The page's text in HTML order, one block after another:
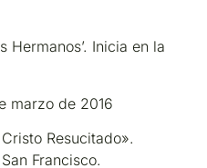
Hermanos’. Inicia en la
marzo de 2016
Resucitado».
Francisco.